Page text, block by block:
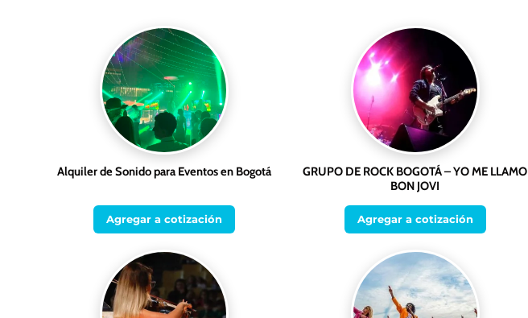
Alquiler de Sonido para Eventos en Bogotá
Agregar a cotización
GRUPO DE ROCK BOGOTÁ – YO ME LLAMO
BON JOVI
Agregar a cotización